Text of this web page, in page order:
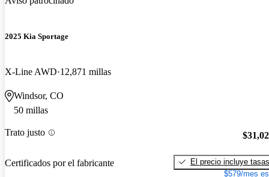
2025 Kia Sportage
X-Line AWD 12,871 millas
Windsor, CO
50 millas
Trato justo
Certificados por el fabricante
El precio incluye tasas
$579/mes